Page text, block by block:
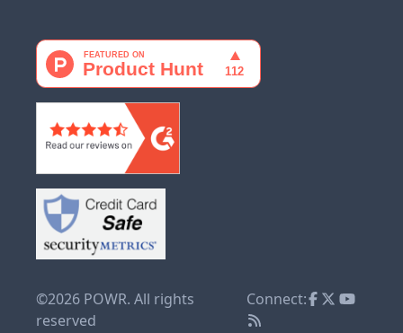
©2026 POWR. All rights
reserved
Connect: